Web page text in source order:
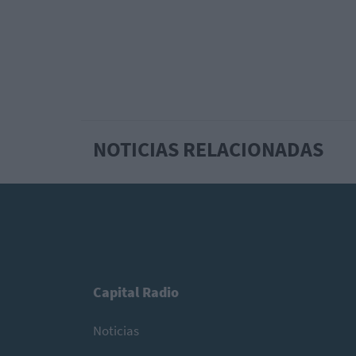
NOTICIAS RELACIONADAS
Capital Radio
Noticias